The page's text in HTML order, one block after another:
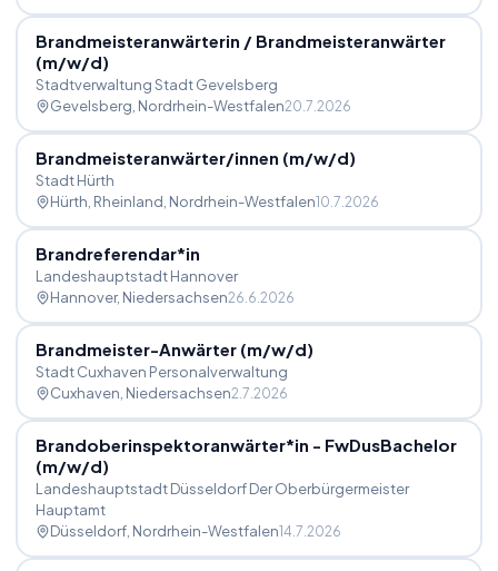
Brandmeisteranwärterin /Brandmeisteranwärter
(m/w/d)
Stadtverwaltung Stadt Gevelsberg
Gevelsberg , Nordrhein-Westfalen20.7.2026
Brandmeisteranwärter/innen (m/w/d)
Stadt Hürth
Hürth, Rheinland , Nordrhein-Westfalen10.7.2026
Brandreferendar*in
Landeshauptstadt Hannover
Hannover, Niedersachsen26.6.2026
Brandmeister-Anwärter (m/w/d)
Stadt Cuxhaven Personalverwaltung
Cuxhaven , Niedersachsen2.7.2026
Brandoberinspektoranwärter*in - FwDusBachelor
(m/w/d)
Landeshauptstadt Düsseldorf Der Oberbürgermeister
Hauptamt
Düsseldorf, Nordrhein-Westfalen14.7.2026